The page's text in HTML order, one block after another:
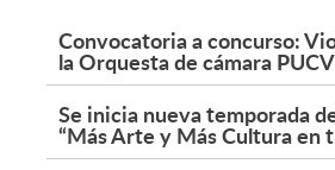
Convocatoria a concurso:
la Orquesta de cámara PUCV
Se inicia nueva temporada
“Más Arte y Más Cultura en